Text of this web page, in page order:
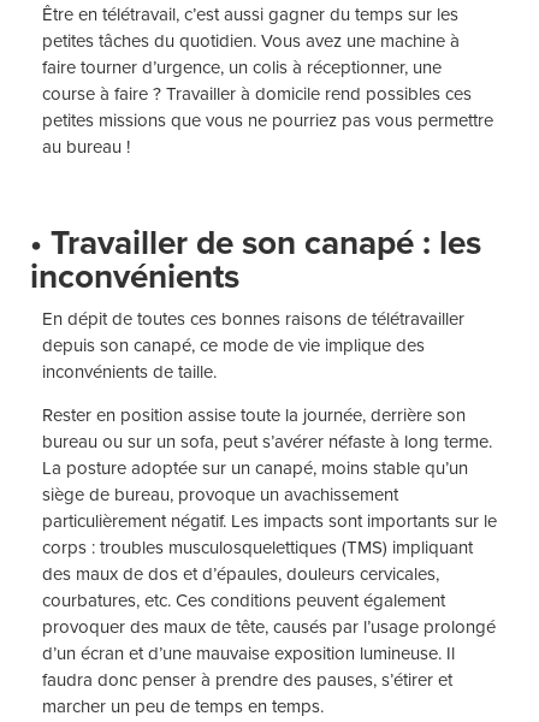
Être en télétravail, c’est aussi gagner du temps sur les
petites tâches du quotidien. Vous avez une machine à
faire tourner d’urgence, un colis à réceptionner, une
course à faire ? Travailler à domicile rend possibles ces
petites missions que vous ne pourriez pas vous permettre
au bureau !
• Travailler de son canapé : les
inconvénients
En dépit de toutes ces bonnes raisons de télétravailler
depuis son canapé, ce mode de vie implique des
inconvénients de taille.
Rester en position assise toute la journée, derrière son
bureau ou sur un sofa, peut s’avérer néfaste à long terme.
La posture adoptée sur un canapé, moins stable qu’un
siège de bureau, provoque un avachissement
particulièrement négatif. Les impacts sont importants sur le
corps : troubles musculosquelettiques (TMS) impliquant
des maux de dos et d’épaules, douleurs cervicales,
courbatures, etc. Ces conditions peuvent également
provoquer des maux de tête, causés par l’usage prolongé
d’un écran et d’une mauvaise exposition lumineuse. Il
faudra donc penser à prendre des pauses, s’étirer et
marcher un peu de temps en temps.